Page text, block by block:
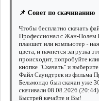
📌 Совет по скачиванию
Чтобы бесплатно скачать
Профессионал с Жан-Полем
планшет или компьютер -
цвета, и начнется загрузка
происходит, попробуйте
кнопке "Скачать" и
Файл Саундтрек из фильма
Бельмондо был скачан уже
скачивали 08.08.2026
Быстрей качайте и Вы!